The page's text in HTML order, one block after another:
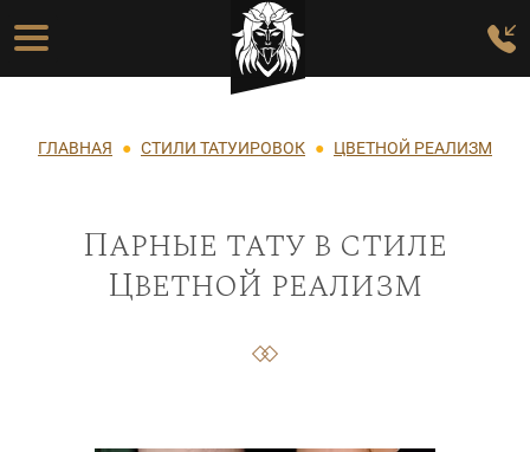
Перейти к основному содержанию
Основная навигация
Строка навигации
ГЛАВНАЯ СТИЛИ ТАТУИРОВОК ЦВЕТНОЙ РЕАЛИЗМ
Парные тату в стиле
Цветной реализм